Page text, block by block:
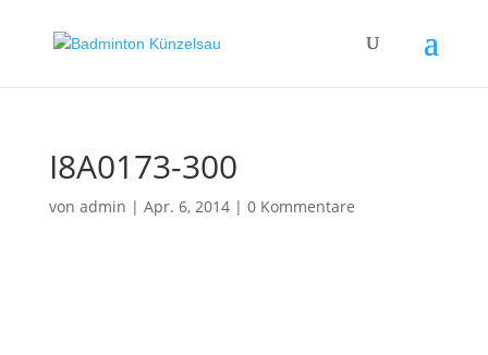
I8A0173-300
von admin | Apr. 6, 2014| 0 Kommentare